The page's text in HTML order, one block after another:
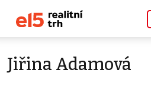
Jiřina Adamová